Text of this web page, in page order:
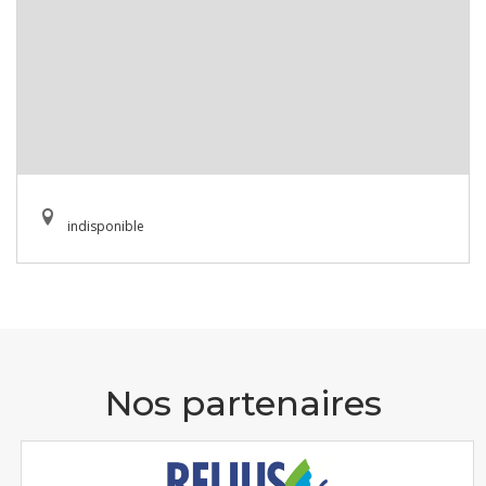
indisponible
Nos partenaires